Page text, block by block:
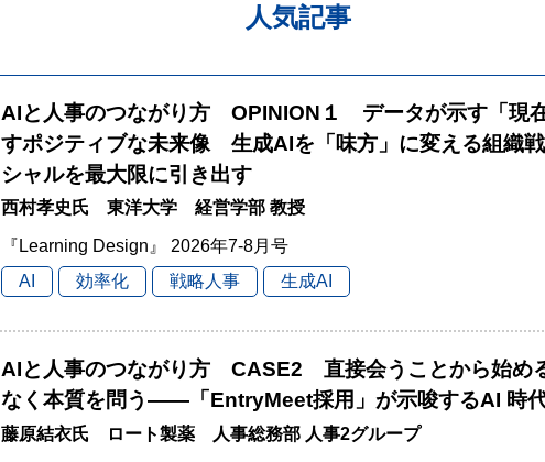
人気記事
AIと人事のつながり方 OPINION１ データが示す「現
すポジティブな未来像 生成AIを「味方」に変える組織
シャルを最大限に引き出す
西村孝史氏 東洋大学 経営学部 教授
『Learning Design』 2026年7-8月号
AI
効率化 戦略人事 生成AI
AIと人事のつながり方 CASE2 直接会うことから始め
なく本質を問う――「EntryMeet採用」が示唆するAI 時
藤原結衣氏 ロート製薬 人事総務部 人事2グループ